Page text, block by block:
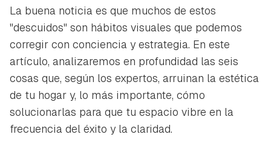
La buena noticia es que muchos de estos
"descuidos" son hábitos visuales que podemos
corregir con conciencia y estrategia. En este
artículo, analizaremos en profundidad las seis
cosas que, según los expertos, arruinan la estética
de tu hogar y, lo más importante, cómo
solucionarlas para que tu espacio vibre en la
frecuencia del éxito y la claridad.